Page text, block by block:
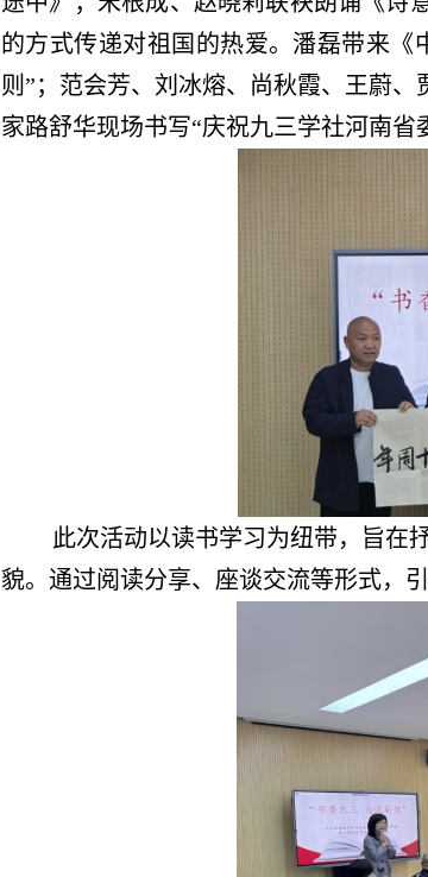
的方式传递对祖国的热爱。潘磊带来
则”；范会芳、刘冰熔、尚秋霞、王蔚
家路舒华现场书写“庆祝九三学社河南省
此次活动以读书学习为纽带，旨在
貌。通过阅读分享、座谈交流等形式，